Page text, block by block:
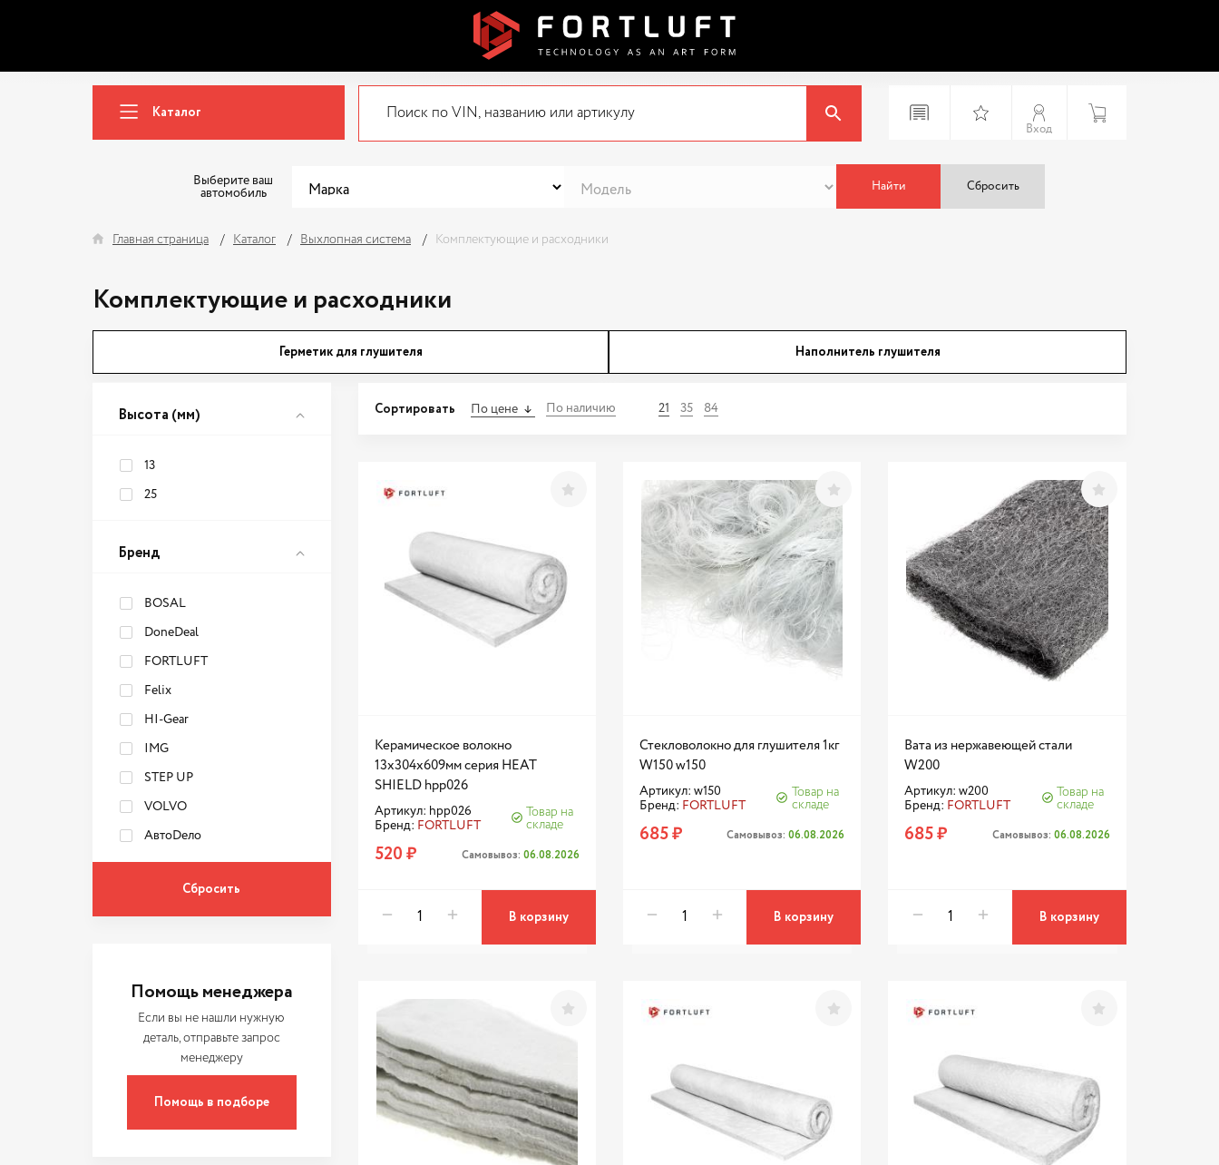
Каталог
Вход
Выберите ваш
автомобиль
Найти Сбросить
Главная страница Каталог Выхлопная система Комплектующие и расходники
Комплектующие и расходники
Герметик для глушителя Наполнитель глушителя
Высота (мм)
13
25
Бренд
BOSAL
DoneDeal
FORTLUFT
Felix
HI-Gear
IMG
STEP UP
VOLVO
АвтоDело
Помощь менеджера
Если вы не нашли нужную
деталь, отправьте запрос
менеджеру
Помощь в подборе
Сортировать По цене По наличию 21 35 84
Керамическое волокно
13x304x609мм серия HEAT
SHIELD hpp026
Артикул: hpp026
Бренд: FORTLUFT
Товар на
складе
520 ₽ Самовывоз: 06.08.2026
В корзину
Стекловолокно для глушителя 1кг
W150 w150
Артикул: w150
Бренд: FORTLUFT
Товар на
складе
685 ₽ Самовывоз:06.08.2026
В корзину
Вата из нержавеющей стали
W200
Артикул: w200
Бренд: FORTLUFT
Товар на
складе
685 ₽ Самовывоз: 06.08.2026
В корзину